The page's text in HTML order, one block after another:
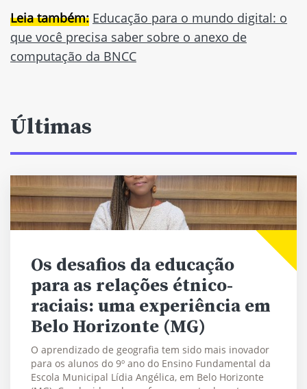
Leia também: Educação para o mundo digital: o
que você precisa saber sobre o anexo de
computação da BNCC
Últimas
Os desafios da educação
para as relações étnico-
raciais: uma experiência em
Belo Horizonte (MG)
O aprendizado de geografia tem sido mais inovador
para os alunos do 9º ano do Ensino Fundamental da
Escola Municipal Lídia Angélica, em Belo Horizonte